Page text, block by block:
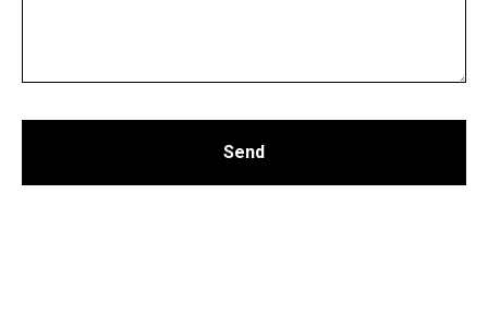
Send